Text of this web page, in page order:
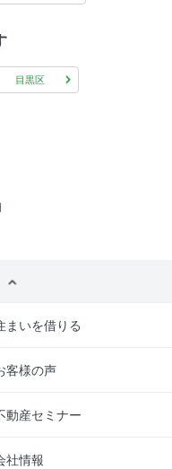
目黒区
まいを借りる
客様の声
動産セミナー
社情報